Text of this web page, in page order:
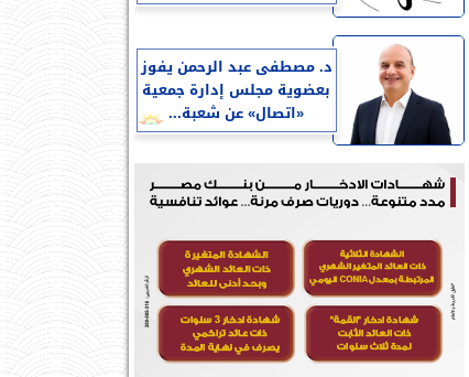
د. مصطفى عبد الرحمن يفوز
بعضوية مجلس إدارة جمعية
«اتصال» عن شعبة...